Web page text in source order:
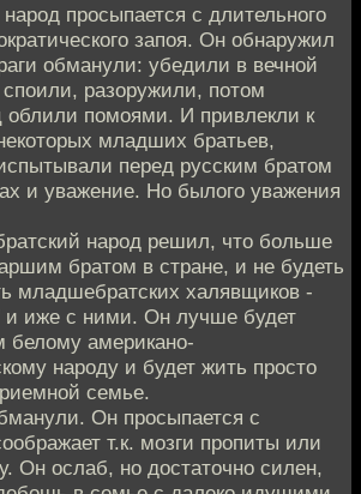
просыпается с длительного
запоя. Он обнаружил
обманули: убедили в вечной
разоружили, потом
облили помоями. И привлекли к
младших братьев,
перед русским братом
и уважение. Но былого уважения
народ решил, что больше
братом в стране, и не будеть
младшебратских халявщиков -
и иже с ними. Он лучше будет
американо-
народу и будет жить просто
семье.
Он просыпается с
т.к. мозги пропиты или
Он ослаб, но достаточно силен,